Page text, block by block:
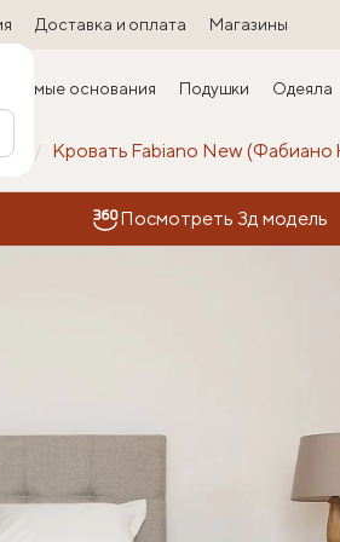
Доставка и оплата Магазины
основания Подушки Одеяла
Кровать Fabiano New (Фабиано
Посмотреть 3д модель